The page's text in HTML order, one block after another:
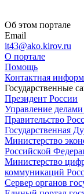
Об этом портале
Email
it43@ako.kirov.ru
О портале
Помощь
Контактная
Государственные
Президент России
Управление
Правительство
Государственная
Министерство
Российской
Министерство
коммуникаций
Сервер органов